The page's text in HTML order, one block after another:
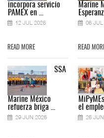
incorpora servicio
PAMEX en ...
12 JUL 2026
READ MORE
SSA
Marine México
refuerza briga ...
29 JUN 2026
Marine
06 JUL
READ
el
26